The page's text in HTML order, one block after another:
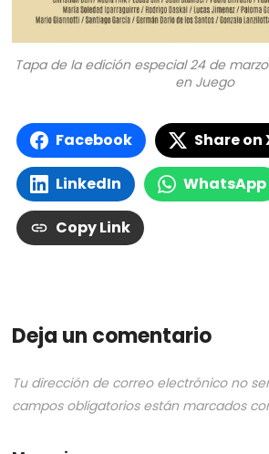
Tapa de la edición especial 24 de
en Juego
Facebook Share on
LinkedIn WhatsApp
Copy Link
Deja un comentario
Tu dirección de correo electrónico no
campos obligatorios están marcados